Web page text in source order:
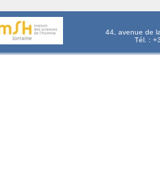
44, avenue de
Tél. :